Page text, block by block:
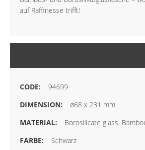
auf Raffinesse trifft!
94699
ø68 x 231 mm
Borosilicate glass.
Schwarz